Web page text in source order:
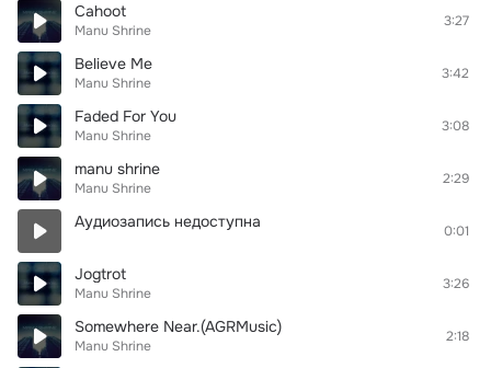
Cahoot
Manu Shrine
3:27
Believe Me
Manu Shrine
3:42
Faded For You
Manu Shrine
3:08
manu shrine
Manu Shrine
2:29
Аудиозапись недоступна 0:01
Jogtrot
Manu Shrine
3:26
Somewhere Near.(AGRMusic)
Manu Shrine
2:18